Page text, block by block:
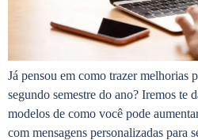
Já pensou em como trazer melhorias
segundo semestre do ano? Iremos te
modelos de como você pode
com mensagens personalizadas para